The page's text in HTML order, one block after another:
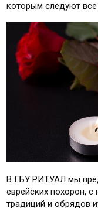
которым следуют
В ГБУ РИТУАЛ мы
еврейских похорон,
традиций и обрядов